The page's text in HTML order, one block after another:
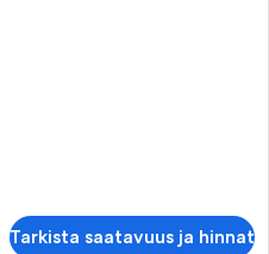
Tarkista saatavuus ja hinnat